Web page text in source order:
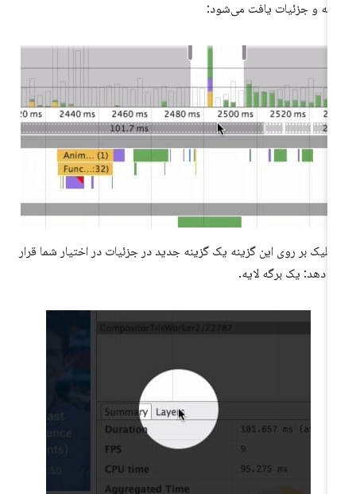
و جزئیات یافت می‌شود:
کلیک بر روی این گزینه یک گزینه جدید در جزئیات در اختیار شما قرار
دهد: یک برگه لایه.